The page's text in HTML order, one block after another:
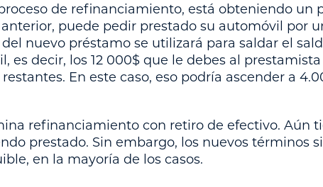
de refinanciamiento, está obteniendo un
puede pedir prestado su automóvil por
nuevo préstamo se utilizará para saldar el
es decir, los 12 000$ que le debes al
En este caso, eso podría ascender a
refinanciamiento con retiro de efectivo. Aún
prestado. Sin embargo, los nuevos términos
en la mayoría de los casos.